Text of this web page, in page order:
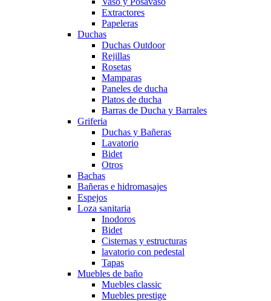
Extractores
Papeleras
Duchas
Duchas Outdoor
Rejillas
Rosetas
Mamparas
Paneles de ducha
Platos de ducha
Barras de Ducha y Barrales
Griferia
Duchas y Bañeras
Lavatorio
Bidet
Otros
Bachas
Bañeras e hidromasajes
Espejos
Loza sanitaria
Inodoros
Bidet
Cisternas y estructuras
lavatorio con pedestal
Tapas
Muebles de baño
Muebles classic
Muebles prestige